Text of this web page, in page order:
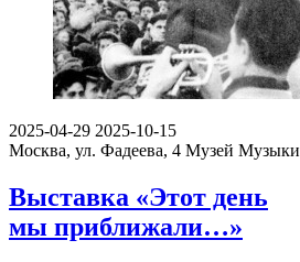
2025-04-29 2025-10-15
Москва, ул. Фадеева, 4 Музей Музыки
Выставка «Этот день
мы приближали…»